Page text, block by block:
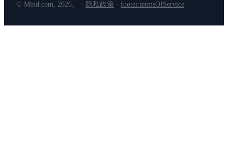
© Mind.com, 2026。 · 隐私政策 · footer.termsOfService